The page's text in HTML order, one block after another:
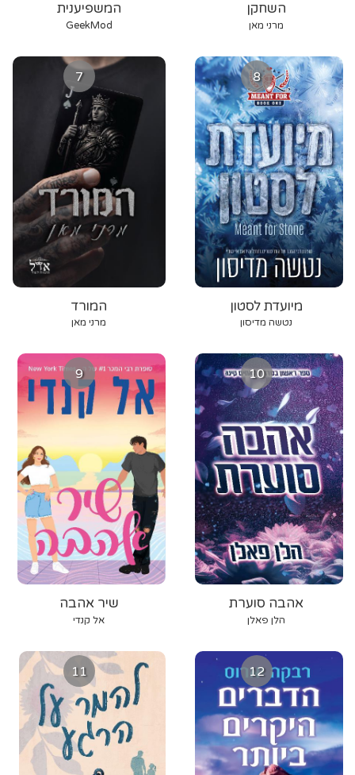
המשפיענית
GeekMod
השחקן
מרני מאן
7
המורד
מרני מאן
8
מיועדת לסטון
נטשה מדיסון
9
שיר אהבה
אל קנדי
10
אהבה סוערת
הלן פאלן
11 12